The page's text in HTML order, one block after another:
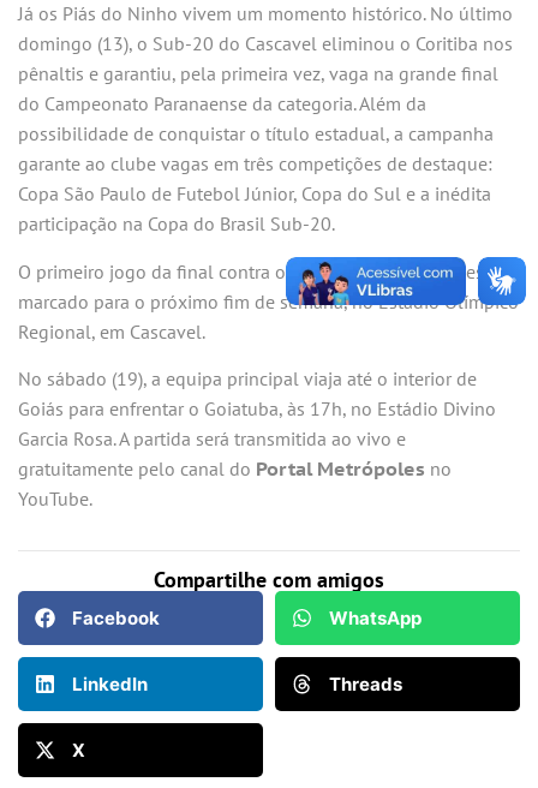
Já os Piás do Ninho vivem um momento histórico. No último
domingo (13), o Sub-20 do Cascavel eliminou o Coritiba nos
pênaltis e garantiu, pela primeira vez, vaga na grande final
do Campeonato Paranaense da categoria. Além da
possibilidade de conquistar o título estadual, a campanha
garante ao clube vagas em três competições de destaque:
Copa São Paulo de Futebol Júnior, Copa do Sul e a inédita
participação na Copa do Brasil Sub-20.
O primeiro jogo da final contra o Athletico Paranaense está
marcado para o próximo fim de semana, no Estádio Olímpico
Regional, em Cascavel.
No sábado (19), a equipa principal viaja até o interior de
Goiás para enfrentar o Goiatuba, às 17h, no Estádio Divino
Garcia Rosa. A partida será transmitida ao vivo e
gratuitamente pelo canal do Portal Metrópoles no
YouTube.
Compartilhe com amigos
Facebook WhatsApp
LinkedIn Threads
X